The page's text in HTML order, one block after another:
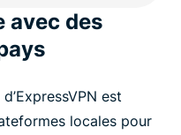
avec des
est
locales pour